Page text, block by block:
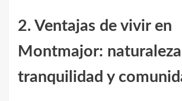
2. Ventajas de vivir en
Montmajor:
tranquilidad y